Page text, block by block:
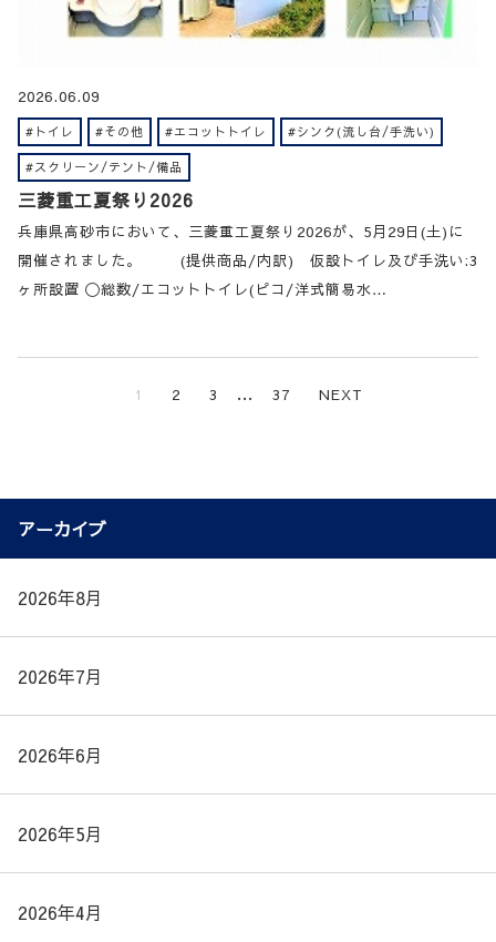
2026.06.09
#トイレ #その他 #エコットトイレ #シンク(流し台/手洗い)
#スクリーン/テント/備品
三菱重工夏祭り2026
兵庫県高砂市において、三菱重工夏祭り2026が、5月29日(土)に
開催されました。 (提供商品/内訳) 仮設トイレ及び手洗い:3
ヶ所設置 〇総数/エコットトイレ(ピコ/洋式簡易水…
1 2 3 … 37 NEXT
アーカイブ
2026年8月
2026年7月
2026年6月
2026年5月
2026年4月